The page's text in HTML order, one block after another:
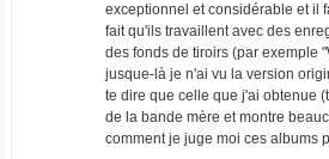
exceptionnel et considérable et il
fait qu'ils travaillent avec des
des fonds de tiroirs (par exemple
jusque-là je n'ai vu la version
te dire que celle que j'ai obtenue
de la bande mère et montre
comment je juge moi ces albums